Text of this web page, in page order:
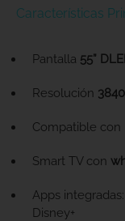
Características
Pantalla 55”
Resolución
Compatible con
Smart TV con
Apps
Disney+